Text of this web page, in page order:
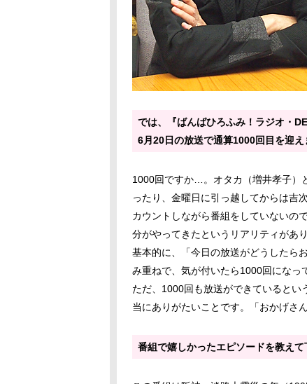
では、『ばんばひろふみ！ラジオ・
6月20日の放送で通算1000回目を迎
1000回ですか…。オタカ（増井孝子）
ったり、金曜日に引っ越してからは吉
カウントしながら番組をしていないの
分がやってきたというリアリティがあ
基本的に、「今日の放送がどうしたら
み重ねで、気が付いたら1000回になっ
ただ、1000回も放送ができているとい
当にありがたいことです。「おかげさ
番組で嬉しかったエピソードを教えて